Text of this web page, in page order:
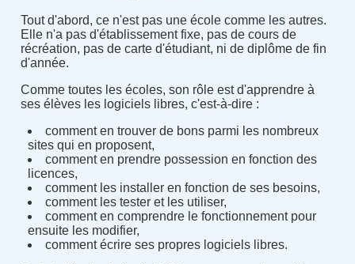
Tout d'abord, ce n'est pas une école comme les autres.
Elle n'a pas d'établissement fixe, pas de cours de
récréation, pas de carte d'étudiant, ni de diplôme de fin
d'année.
Comme toutes les écoles, son rôle est d'apprendre à
ses élèves les logiciels libres, c'est-à-dire :
comment en trouver de bons parmi les nombreux
sites qui en proposent,
comment en prendre possession en fonction des
licences,
comment les installer en fonction de ses besoins,
comment les tester et les utiliser,
comment en comprendre le fonctionnement pour
ensuite les modifier,
comment écrire ses propres logiciels libres.